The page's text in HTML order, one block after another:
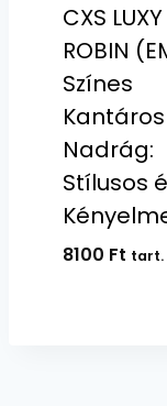
CXS LUXY
ROBIN
Színes
Kantáros
Nadrág:
Stílusos
8100 Ft tart.